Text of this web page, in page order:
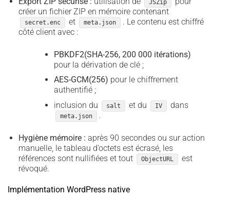
JSZip
créer un fichier ZIP en mémoire contenant
secret.enc et meta.json
. Le contenu est chiffré
côté client avec :
PBKDF2(SHA-256, 200 000 itérations)
pour la dérivation de clé ;
AES-GCM(256) pour le chiffrement
authentifié ;
inclusion du
salt et du IV dans
meta.json .
Hygiène mémoire : après 90 secondes ou sur action
manuelle, le tableau d’octets est écrasé, les
références sont nullifiées et tout
ObjectURL
est
révoqué.
Implémentation WordPress native